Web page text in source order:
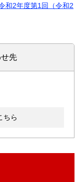
和2年度第1回（令和2
先
ちら